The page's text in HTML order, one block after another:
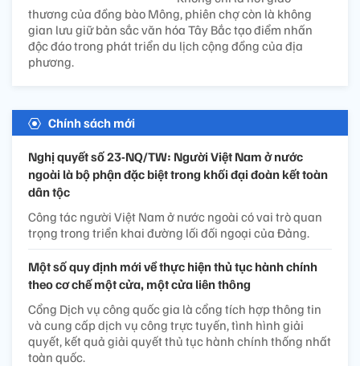
thương của đồng bào Mông, phiên chợ còn là không
gian lưu giữ bản sắc văn hóa Tây Bắc tạo điểm nhấn
độc đáo trong phát triển du lịch cộng đồng của địa
phương.
Chính sách mới
Nghị quyết số 23-NQ/TW: Người Việt Nam ở nước
ngoài là bộ phận đặc biệt trong khối đại đoàn kết toàn
dân tộc
Công tác người Việt Nam ở nước ngoài có vai trò quan
trọng trong triển khai đường lối đối ngoại của Đảng.
Một số quy định mới về thực hiện thủ tục hành chính
theo cơ chế một cửa, một cửa liên thông
Cổng Dịch vụ công quốc gia là cổng tích hợp thông tin
và cung cấp dịch vụ công trực tuyến, tình hình giải
quyết, kết quả giải quyết thủ tục hành chính thống nhất
toàn quốc.